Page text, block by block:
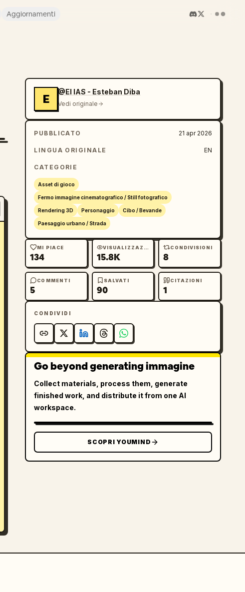
Aggiornamenti
E
@El IAS - Esteban Diba
Vedi originale
PUBBLICATO 21 apr 2026
LINGUA ORIGINALE EN
CATEGORIE
Asset di gioco
Fermo immagine cinematografico / Still fotografico
Rendering 3D Personaggio Cibo / Bevande
Paesaggio urbano / Strada
MI PIACE
134
VISUALIZZAZIONI
15.8K
CONDIVISIONI
8
COMMENTI
5
SALVATI
90
CITAZIONI
1
CONDIVIDI
Go beyond generating immagine
Collect materials, process them, generate
finished work, and distribute it from one AI
workspace.
SCOPRI YOUMIND